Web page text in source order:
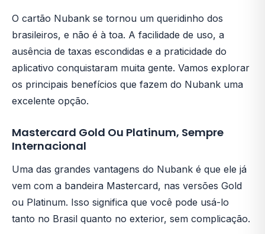
O cartão Nubank se tornou um queridinho dos
brasileiros, e não é à toa. A facilidade de uso, a
ausência de taxas escondidas e a praticidade do
aplicativo conquistaram muita gente. Vamos explorar
os principais benefícios que fazem do Nubank uma
excelente opção.
Mastercard Gold Ou Platinum, Sempre
Internacional
Uma das grandes vantagens do Nubank é que ele já
vem com a bandeira Mastercard, nas versões Gold
ou Platinum. Isso significa que você pode usá-lo
tanto no Brasil quanto no exterior, sem complicação.